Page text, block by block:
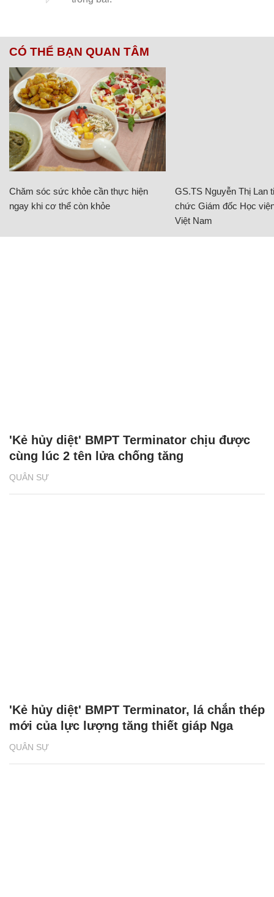
CÓ THỂ BẠN QUAN TÂM
Chăm sóc sức khỏe cần thực hiện
ngay khi cơ thể còn khỏe
GS.TS Nguyễn Thị Lan
chức Giám đốc Học
Việt Nam
QUÂN SỰ
'Kẻ hủy diệt' BMPT Terminator chịu được
cùng lúc 2 tên lửa chống tăng
QUÂN SỰ
'Kẻ hủy diệt' BMPT Terminator, lá chắn thép
mới của lực lượng tăng thiết giáp Nga